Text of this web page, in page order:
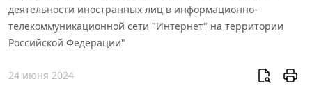
деятельности иностранных лиц в информационно-
телекоммуникационной сети "Интернет" на территории
Российской Федерации"
24 июня 2024